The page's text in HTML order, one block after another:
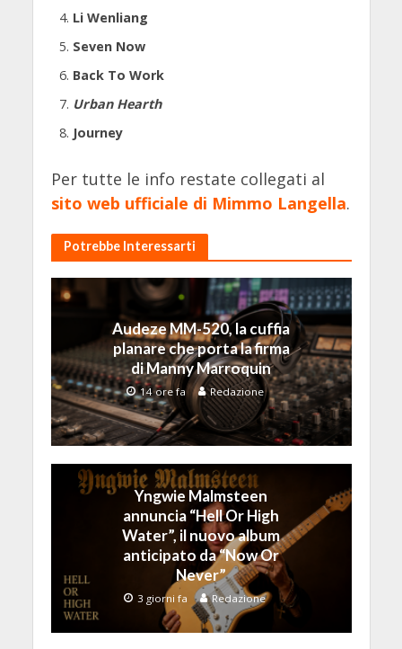
Li Wenliang
Seven Now
Back To Work
Urban Hearth
Journey
Per tutte le info restate collegati al
sito web ufficiale di Mimmo Langella.
Potrebbe Interessarti
Audeze MM-520, la cuffia
planare che porta la firma
di Manny Marroquin
14 ore fa Redazione
Yngwie Malmsteen
annuncia “Hell Or High
Water”, il nuovo album
anticipato da “Now Or
Never”
3 giorni fa Redazione